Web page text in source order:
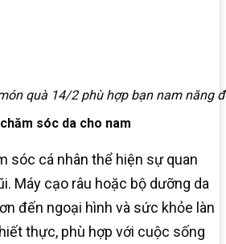
quà 14/2 phù hợp bạn nam năng
sóc da cho nam
sóc cá nhân thể hiện sự quan
Máy cạo râu hoặc bộ dưỡng da
đến ngoại hình và sức khỏe làn
thực, phù hợp với cuộc sống